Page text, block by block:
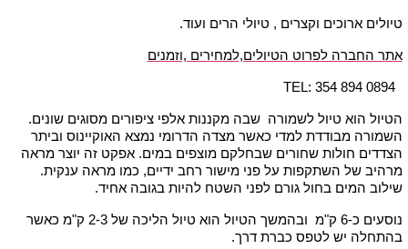
טיולים ארוכים וקצרים , טיולי הרים ועוד.
אתר החברה לפרוט הטיולים,למחירים ,וזמנים
TEL: 354 894 0894
הטיול הוא טיול לשמורה שבה מקננות אלפי ציפורים מסוגים שונים.
השמורה מבודדת למדי כאשר מצדה הדרומי נמצא האוקיינוס וביתר
הצדדים חולות שחורים שבחלקם מוצפים במים. אפקט זה יוצר מראה
מרהיב של השתקפות על פני מישור רחב ידיים, כמו מראה ענקית.
שילוב המים בחול גורם לפני השטח להיות בגובה אחיד.
נוסעים כ-6 ק"מ ובהמשך הטיול הוא טיול הליכה של 2-3 ק"מ כאשר
בהתחלה יש לטפס כברת דרך.